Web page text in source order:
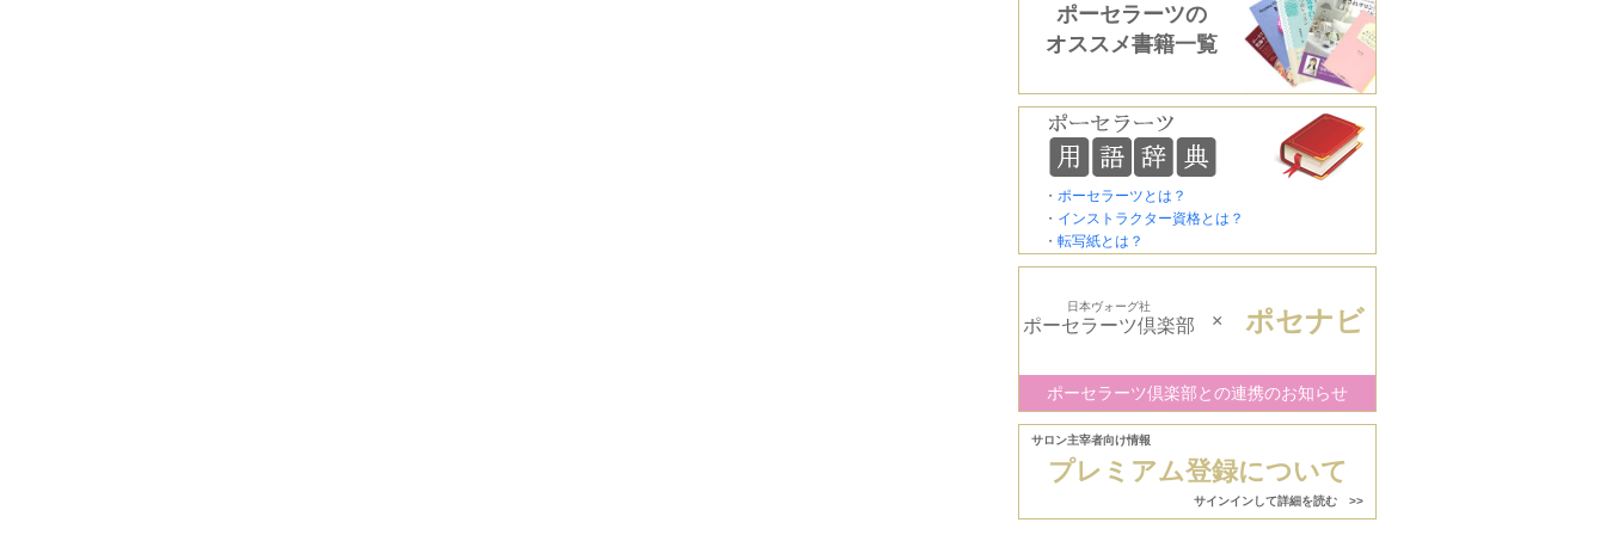
ポーセラーツの
オススメ書籍一覧
・ ポーセラーツとは？
・ インストラクター資格とは？
・ 転写紙とは？
日本ヴォーグ社
ポーセラーツ倶楽部 × ポセナビ
ポーセラーツ倶楽部との連携のお知らせ
サロン主宰者向け情報
プレミアム登録について
サインインして詳細を読む >>